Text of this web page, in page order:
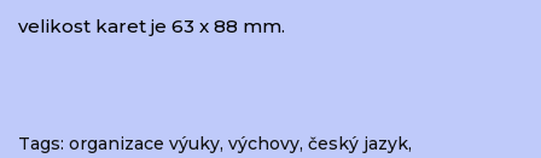
velikost karet je 63 x 88 mm.
Tags: organizace výuky, výchovy, český jazyk,